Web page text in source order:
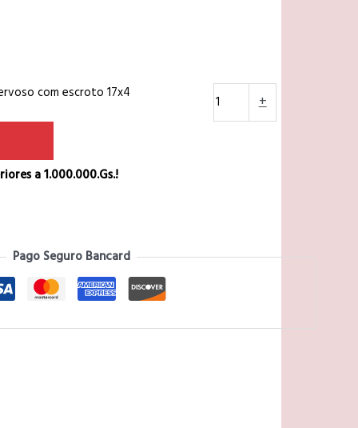
com escroto 17x4 +
a 1.000.000.Gs.!
Pago Seguro Bancard